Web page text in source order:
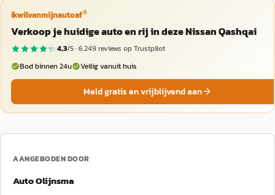
ikwilvanmijnautoaf®
Verkoop je huidige auto en rij in deze Nissan Qashqai
4,3/5 ·6.249reviews op Trustpilot
Bod binnen 24u
Veilig vanuit huis
Meld gratis en vrijblijvend aan
AANGEBODEN DOOR
Auto Olijnsma